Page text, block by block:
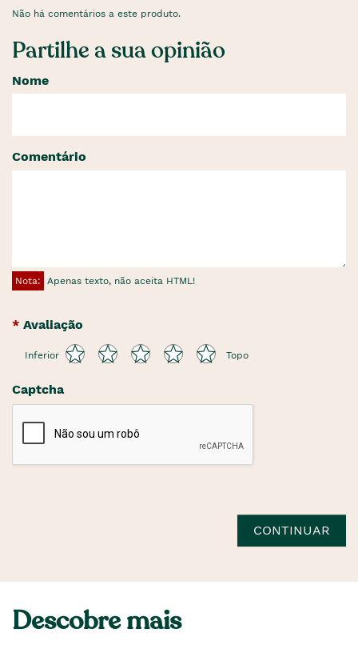
Não há comentários a este produto.
Partilhe a sua opinião
Nome
Comentário
Nota: Apenas texto, não aceita HTML!
Avaliação
Inferior Topo
Captcha
CONTINUAR
Descobre mais